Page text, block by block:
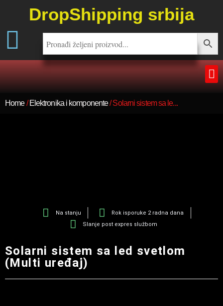
DropShipping srbija
Home/Elektronika i komponente/ Solarni sistem sa le...
Na stanju
Rok isporuke 2 radna dana
Slanje post expres službom
Solarni sistem sa led svetlom
(Multi uređaj)